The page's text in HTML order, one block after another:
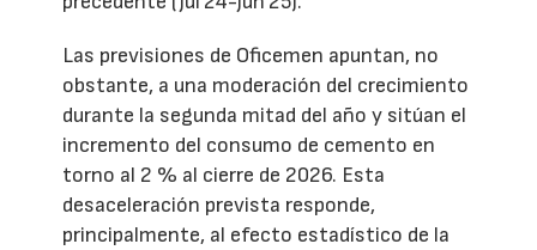
Las previsiones de Oficemen apuntan, no
obstante, a una moderación del crecimiento
durante la segunda mitad del año y sitúan el
incremento del consumo de cemento en
torno al 2 % al cierre de 2026. Esta
desaceleración prevista responde,
principalmente, al efecto estadístico de la